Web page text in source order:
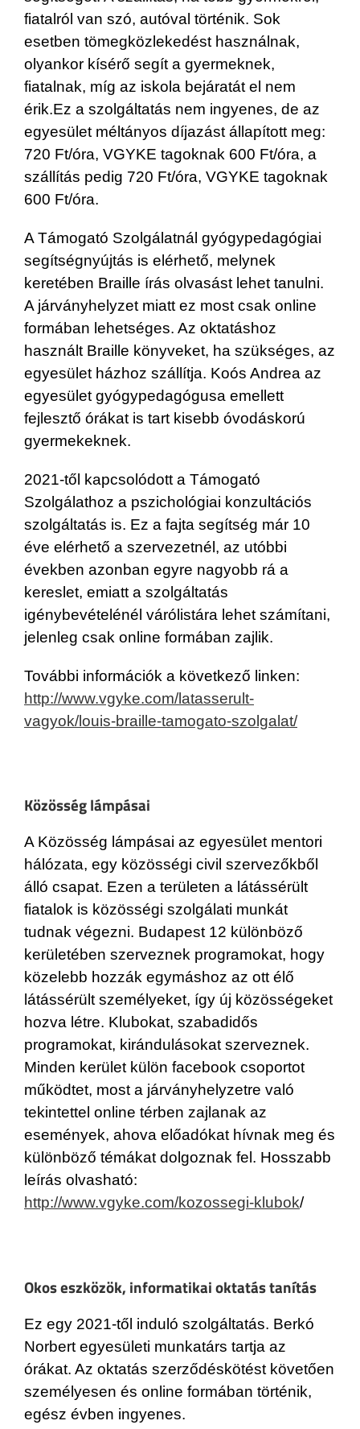
fiatalról van szó, autóval történik. Sok
esetben tömegközlekedést használnak,
olyankor kísérő segít a gyermeknek,
fiatalnak, míg az iskola bejáratát el nem
érik.Ez a szolgáltatás nem ingyenes, de az
egyesület méltányos díjazást állapított meg:
720 Ft/óra, VGYKE tagoknak 600 Ft/óra, a
szállítás pedig 720 Ft/óra, VGYKE tagoknak
600 Ft/óra.
A Támogató Szolgálatnál gyógypedagógiai
segítségnyújtás is elérhető, melynek
keretében Braille írás olvasást lehet tanulni.
A járványhelyzet miatt ez most csak online
formában lehetséges. Az oktatáshoz
használt Braille könyveket, ha szükséges, az
egyesület házhoz szállítja. Koós Andrea az
egyesület gyógypedagógusa emellett
fejlesztő órákat is tart kisebb óvodáskorú
gyermekeknek.
2021-től kapcsolódott a Támogató
Szolgálathoz a pszichológiai konzultációs
szolgáltatás is. Ez a fajta segítség már 10
éve elérhető a szervezetnél, az utóbbi
években azonban egyre nagyobb rá a
kereslet, emiatt a szolgáltatás
igénybevételénél várólistára lehet számítani,
jelenleg csak online formában zajlik.
További információk a következő linken:
http://www.vgyke.com/latasserult-
vagyok/louis-braille-tamogato-szolgalat/
Közösség lámpásai
A Közösség lámpásai az egyesület mentori
hálózata, egy közösségi civil szervezőkből
álló csapat. Ezen a területen a látássérült
fiatalok is közösségi szolgálati munkát
tudnak végezni. Budapest 12 különböző
kerületében szerveznek programokat, hogy
közelebb hozzák egymáshoz az ott élő
látássérült személyeket, így új közösségeket
hozva létre. Klubokat, szabadidős
programokat, kirándulásokat szerveznek.
Minden kerület külön facebook csoportot
működtet, most a járványhelyzetre való
tekintettel online térben zajlanak az
események, ahova előadókat hívnak meg és
különböző témákat dolgoznak fel. Hosszabb
leírás olvasható:
http://www.vgyke.com/kozossegi-klubok/
Okos eszközök, informatikai oktatás tanítás
Ez egy 2021-től induló szolgáltatás. Berkó
Norbert egyesületi munkatárs tartja az
órákat. Az oktatás szerződéskötést követően
személyesen és online formában történik,
egész évben ingyenes.